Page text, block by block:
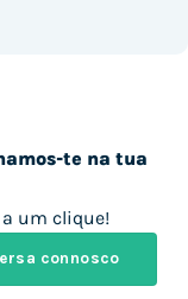
te na tua
um clique!
connosco